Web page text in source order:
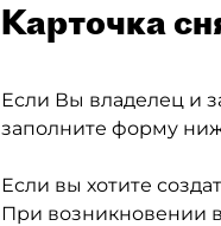
Карточка
Если Вы владелец и
заполните форму
Если вы хотите
При возникновении